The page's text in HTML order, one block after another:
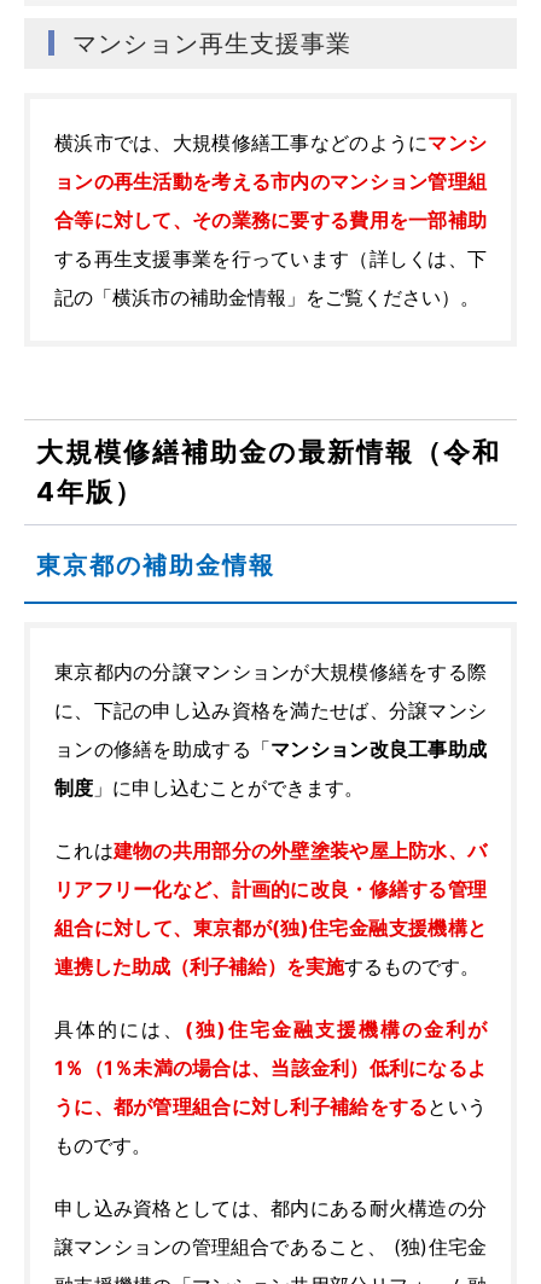
マンション再生支援事業
横浜市では、大規模修繕工事などのようにマンシ
ョンの再生活動を考える市内のマンション管理組
合等に対して、その業務に要する費用を一部補助
する再生支援事業を行っています（詳しくは、下
記の「横浜市の補助金情報」をご覧ください）。
大規模修繕補助金の最新情報（令和
4年版）
東京都の補助金情報
東京都内の分譲マンションが大規模修繕をする際
に、下記の申し込み資格を満たせば、分譲マンシ
ョンの修繕を助成する「マンション改良工事助成
制度 」に申し込むことができます。
これは建物の共用部分の外壁塗装や屋上防水、バ
リアフリー化など、計画的に改良・修繕する管理
組合に対して、東京都が(独)住宅金融支援機構と
連携した助成（利子補給）を実施するものです。
具体的には、 (独)住宅金融支援機構の金利が
1％（1％未満の場合は、当該金利）低利になるよ
うに、都が管理組合に対し利子補給をするという
ものです。
申し込み資格としては、都内にある耐火構造の分
譲マンションの管理組合であること、 (独)住宅金